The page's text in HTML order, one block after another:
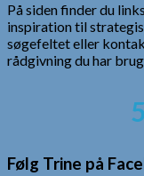
På siden finder du
inspiration til
søgefeltet eller
rådgivning du har
Følg Trine på